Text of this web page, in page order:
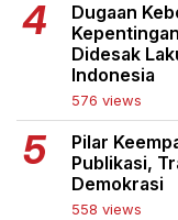
Dugaan
Didesak
Indonesia
576 views
Pilar
Publikasi,
Demokrasi
558 views